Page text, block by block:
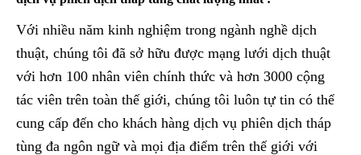
Với nhiều năm kinh nghiệm trong ngành nghề dịch
thuật, chúng tôi đã sở hữu được mạng lưới dịch thuật
với hơn 100 nhân viên chính thức và hơn 3000 cộng
tác viên trên toàn thế giới, chúng tôi luôn tự tin có thể
cung cấp đến cho khách hàng dịch vụ phiên dịch tháp
tùng đa ngôn ngữ và mọi địa điểm trên thế giới với